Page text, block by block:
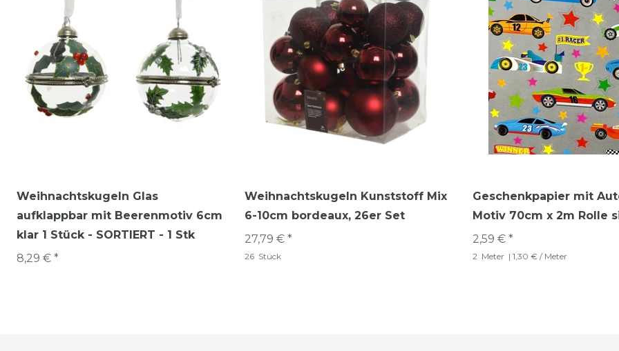
Weihnachtskugeln Glas
aufklappbar mit Beerenmotiv 6cm
klar 1 Stück - SORTIERT - 1 Stk
8,29 € *
Weihnachtskugeln Kunststoff Mix
6-10cm bordeaux, 26er Set
27,79 € *
26 Stück
Geschenkpapier mit
Motiv 70cm x 2m Rolle
2,59 € *
2 Meter | 1,30 € / Meter